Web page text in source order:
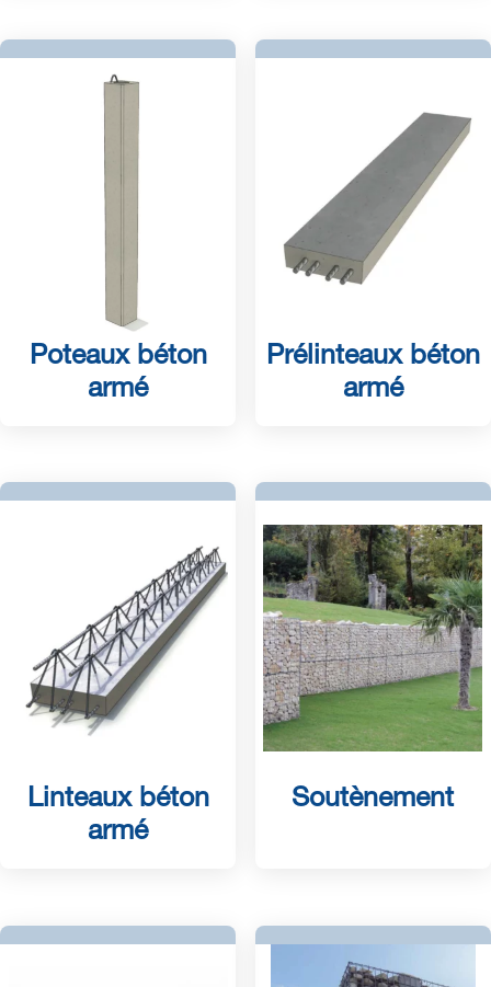
Poteaux béton
armé
Prélinteaux béton
armé
Linteaux béton
armé
Soutènement